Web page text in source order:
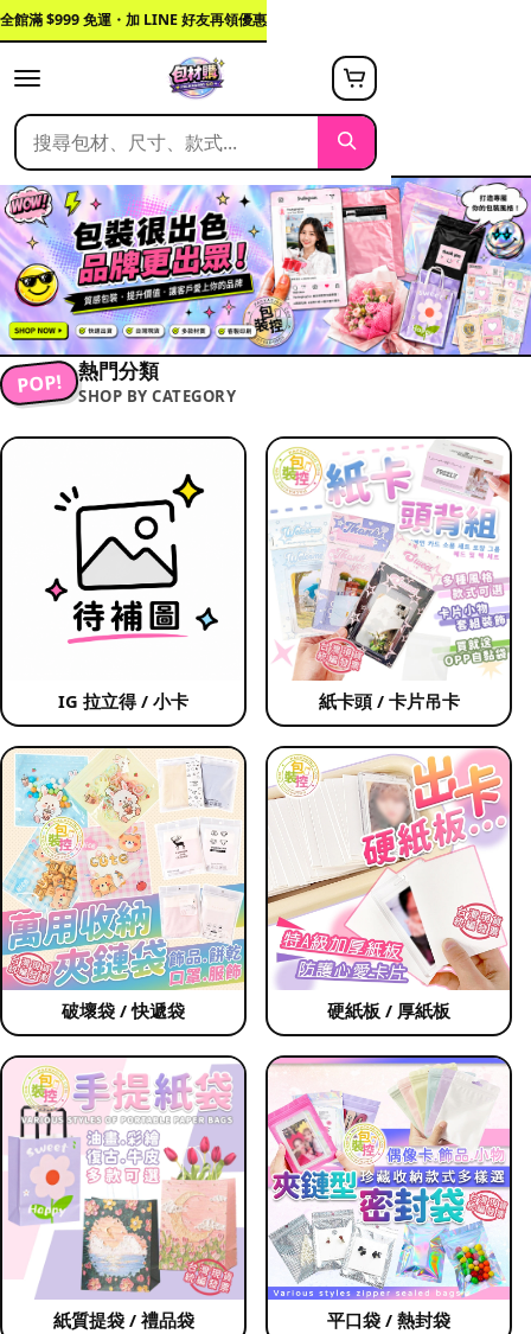
全館滿 $999 免運・加 LINE 好友再領優惠
POP! 熱門分類
SHOP BY CATEGORY
IG 拉立得 / 小卡 紙卡頭 / 卡片吊卡
破壞袋 / 快遞袋 硬紙板 / 厚紙板
紙質提袋 / 禮品袋 平口袋 / 熱封袋